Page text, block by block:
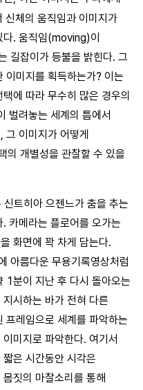
신체의 움직임과 이미지가
. 움직임(moving)이
길잡이가 등불을 밝힌다. 그
이미지를 획득하는가? 이는
에 따라 무수히 많은 경우의
벌려놓는 세계의 틈에서
이미지가 어떻게
의 개별성을 관찰할 수 있을
신트히아 으젠느가 춤을 추는
카메라는 플로어를 오가는
화면에 꽉 차게 담는다.
아름다운 무용기록영상처럼
1분이 지난 후 다시 돌아오는
시하는 바가 전혀 다른
프레임으로 세계를 파악하는
미지로 파악한다. 여기서
은 시간동안 시각은
짓의 마찰소리를 통해